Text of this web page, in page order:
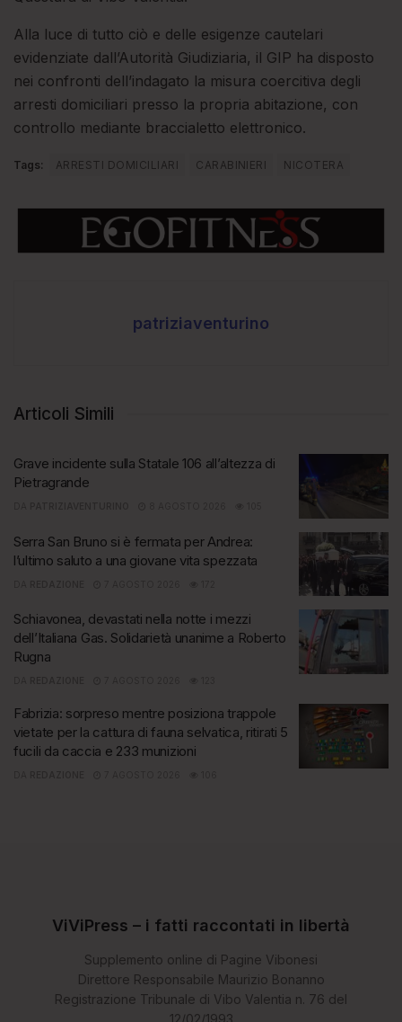
Alla luce di tutto ciò e delle esigenze cautelari
evidenziate dall’Autorità Giudiziaria, il GIP ha disposto
nei confronti dell’indagato la misura coercitiva degli
arresti domiciliari presso la propria abitazione, con
controllo mediante braccialetto elettronico.
Tags: ARRESTI DOMICILIARI CARABINIERI NICOTERA
patriziaventurino
Articoli Simili
Grave incidente sulla Statale 106 all’altezza di
Pietragrande
Serra San Bruno si è fermata per Andrea:
l’ultimo saluto a una giovane vita spezzata
Schiavonea, devastati nella notte i mezzi
dell’Italiana Gas. Solidarietà unanime a Roberto
Rugna
Fabrizia: sorpreso mentre posiziona trappole
vietate per la cattura di fauna selvatica, ritirati 5
fucili da caccia e 233 munizioni
ViViPress – i fatti raccontati in libertà
Supplemento online di Pagine Vibonesi
Direttore Responsabile Maurizio Bonanno
Registrazione Tribunale di Vibo Valentia n. 76 del